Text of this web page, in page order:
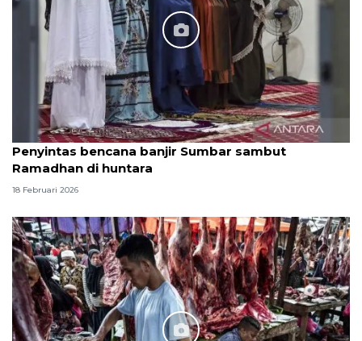
Penyintas bencana banjir Sumbar sambut
Ramadhan di huntara
18 Februari 2026